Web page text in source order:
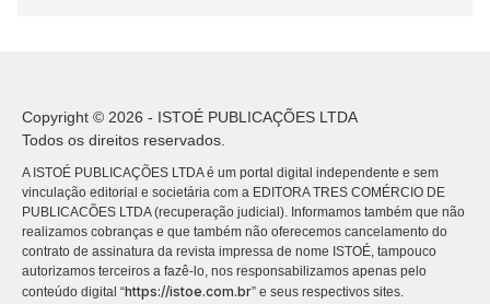
Copyright © 2026 - ISTOÉ PUBLICAÇÕES LTDA
Todos os direitos reservados.
A ISTOÉ PUBLICAÇÕES LTDA é um portal digital independente e sem
vinculação editorial e societária com a EDITORA TRES COMÉRCIO DE
PUBLICACÕES LTDA (recuperação judicial). Informamos também que não
realizamos cobranças e que também não oferecemos cancelamento do
contrato de assinatura da revista impressa de nome ISTOÉ, tampouco
autorizamos terceiros a fazê-lo, nos responsabilizamos apenas pelo
conteúdo digital “https://istoe.com.br” e seus respectivos sites.